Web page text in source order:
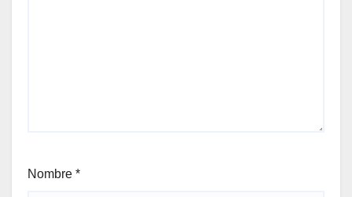
Nombre *